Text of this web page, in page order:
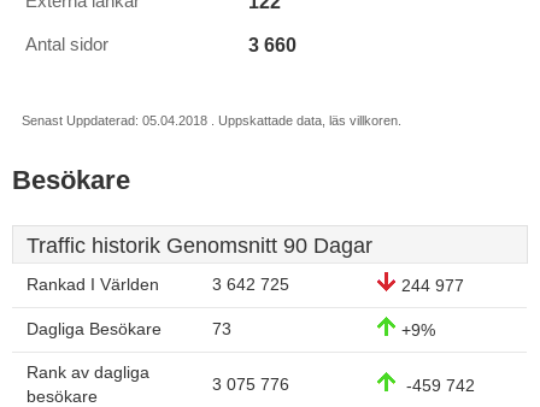
Antal sidor 3 660
Senast Uppdaterad: 05.04.2018 . Uppskattade data, läs villkoren.
Besökare
Traffic historik Genomsnitt 90 Dagar
Rankad I Världen 3 642 725 244 977
Dagliga Besökare 73 +9%
Rank av dagliga
besökare
3 075 776 -459 742